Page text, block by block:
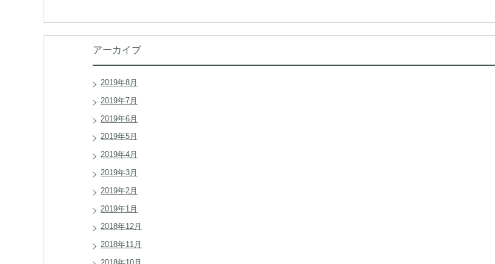
アーカイブ
2019年8月
2019年7月
2019年6月
2019年5月
2019年4月
2019年3月
2019年2月
2019年1月
2018年12月
2018年11月